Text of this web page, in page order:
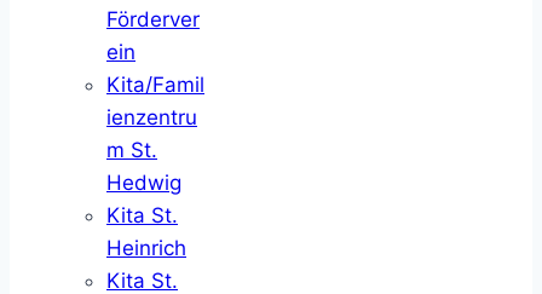
Förderver
ein
Kita/Famil
ienzentru
m St.
Hedwig
Kita St.
Heinrich
Kita St.